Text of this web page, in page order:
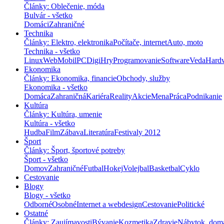
Články: Oblečenie, móda
Bulvár - všetko
DomáciZahraničné
Technika
Články: Elektro, elektronikaPočítače, internetAuto, moto
Technika - všetko
LinuxWebMobilPCDigiHryProgramovanieSoftwareVeda
Ekonomika
Články: Ekonomika, financieObchody, služby
Ekonomika - všetko
DomácaZahraničnáKariéraRealityAkcieMenaPrácaPodnikanie
Kultúra
Články: Kultúra, umenie
Kultúra - všetko
HudbaFilmZábavaLiteratúraFestivaly 2012
Šport
Články: Šport, športové potreby
Šport - všetko
DomovZahraničnéFutbalHokejVolejbalBasketbalCyklo
Cestovanie
Blogy
Blogy - všetko
OdbornéOsobnéInternet a webdesignCestovaniePolitické
Ostatné
Články: ZaujímavostiBývanieKozmetikaZdravieNábytok,